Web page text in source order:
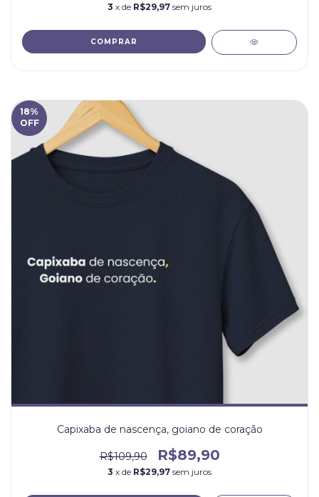
3 x de R$29,97 sem juros
COMPRAR
18%
OFF
Capixaba de nascença, goiano de coração
R$109,90 R$89,90
3 x de R$29,97 sem juros